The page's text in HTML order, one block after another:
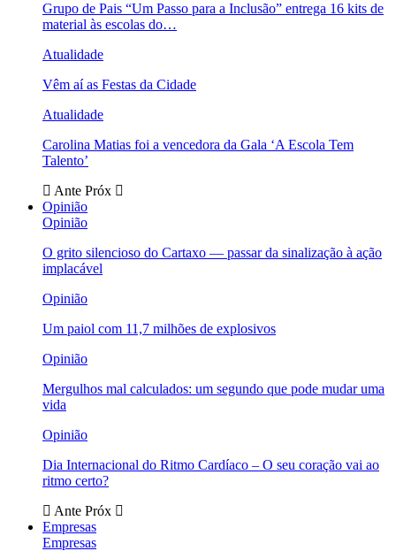
Grupo de Pais “Um Passo para a Inclusão” entrega 16 kits de
material às escolas do…
Atualidade
Vêm aí as Festas da Cidade
Atualidade
Carolina Matias foi a vencedora da Gala ‘A Escola Tem
Talento’
Ante Próx
Opinião
Opinião
O grito silencioso do Cartaxo — passar da sinalização à ação
implacável
Opinião
Um paiol com 11,7 milhões de explosivos
Opinião
Mergulhos mal calculados: um segundo que pode mudar uma
vida
Opinião
Dia Internacional do Ritmo Cardíaco – O seu coração vai ao
ritmo certo?
Ante Próx
Empresas
Empresas